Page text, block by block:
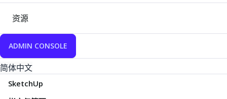
资源
ADMIN CONSOLE
简体中文
SketchUp